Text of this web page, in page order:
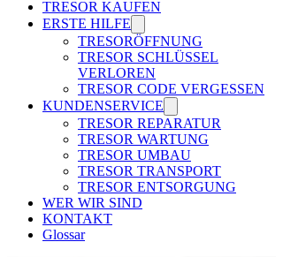
TRESOR KAUFEN
ERSTE HILFE
TRESORÖFFNUNG
TRESOR SCHLÜSSEL
VERLOREN
TRESOR CODE VERGESSEN
KUNDENSERVICE
TRESOR REPARATUR
TRESOR WARTUNG
TRESOR UMBAU
TRESOR TRANSPORT
TRESOR ENTSORGUNG
WER WIR SIND
KONTAKT
Glossar